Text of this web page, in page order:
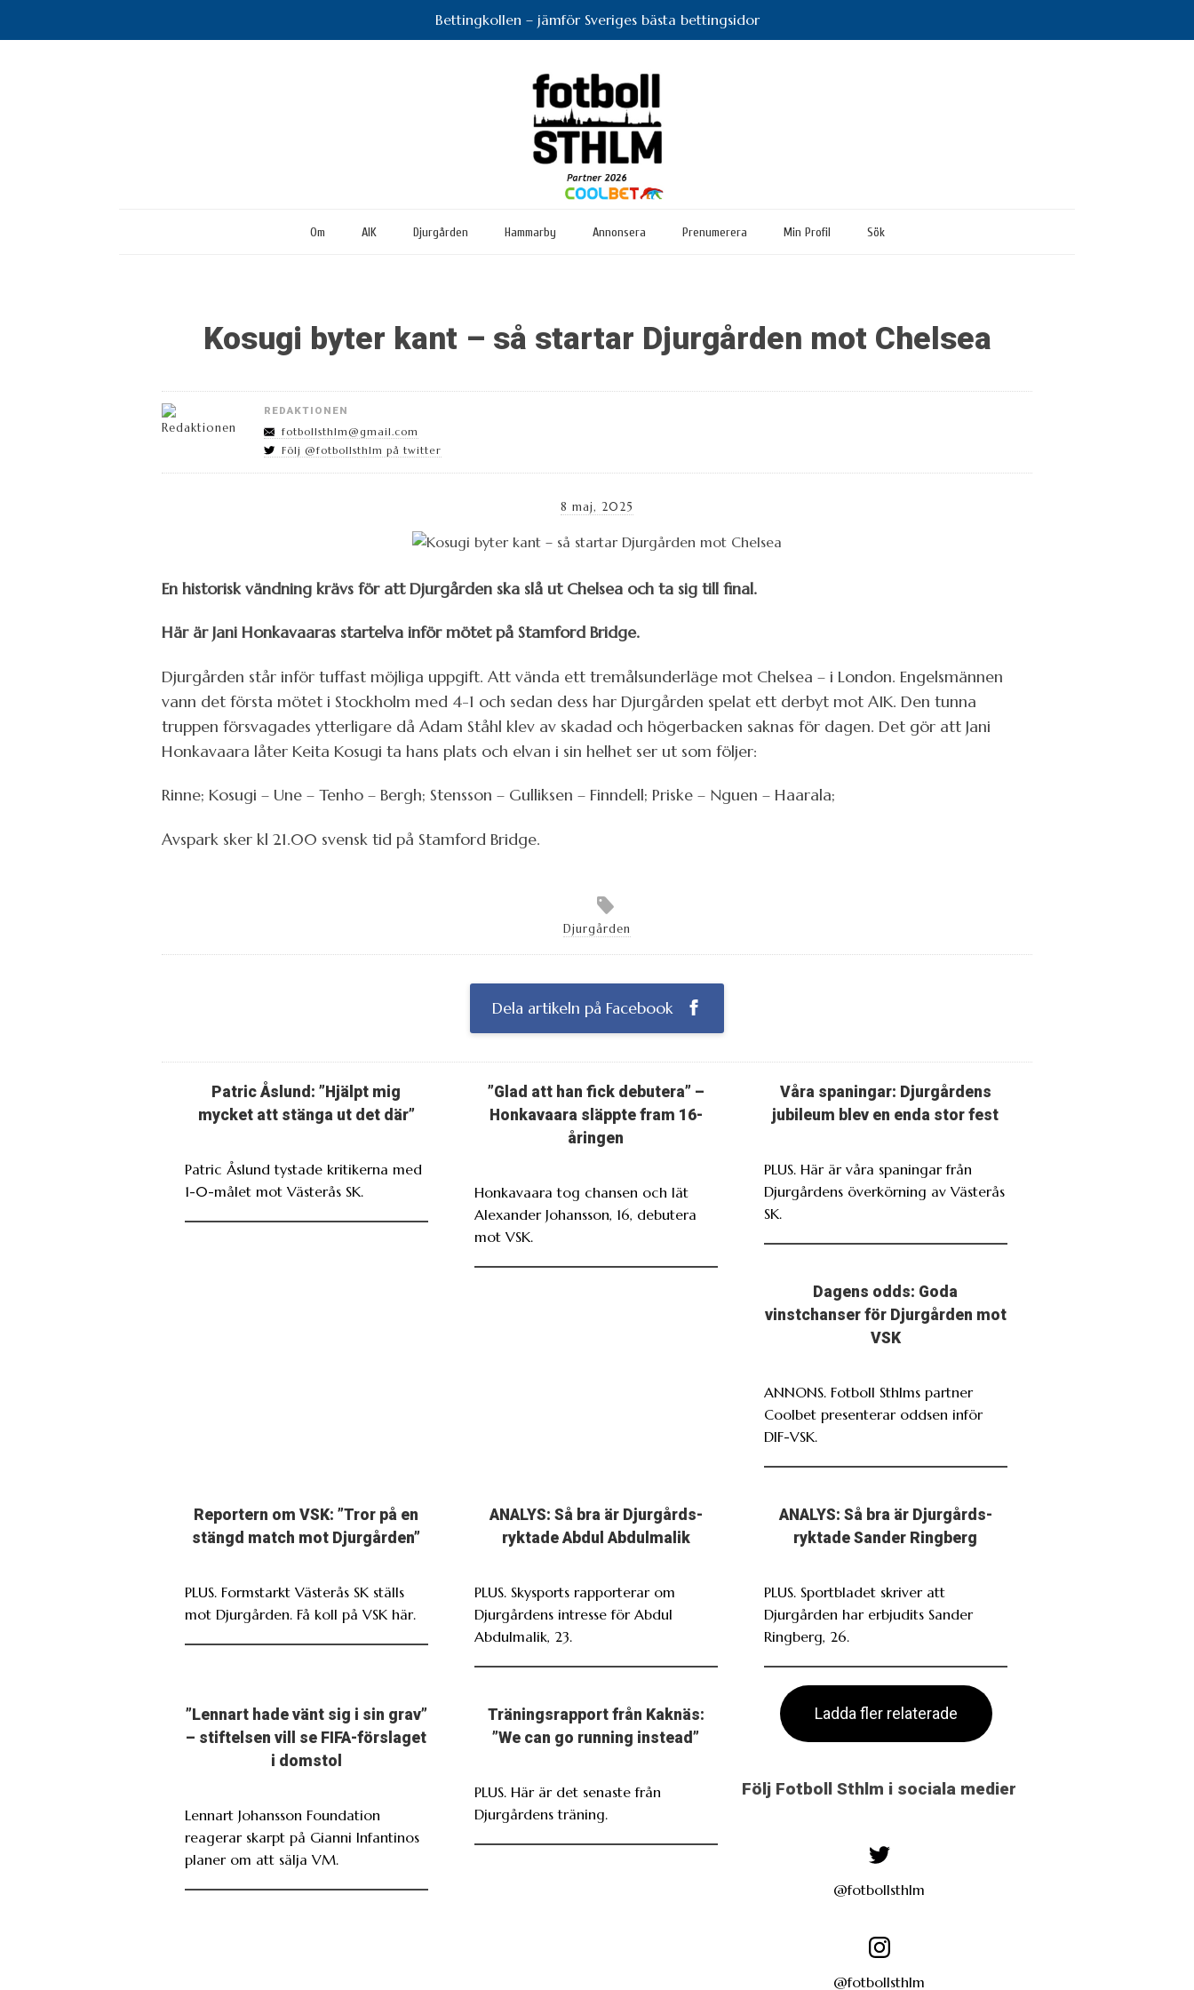
Bettingkollen – jämför Sveriges bästa bettingsidor
Om AIK Djurgården Hammarby Annonsera Prenumerera Min Profil Sök
Kosugi byter kant – så startar Djurgården mot Chelsea
REDAKTIONEN
fotbollsthlm@gmail.com
Följ @fotbollsthlm på twitter
8 maj, 2025
En historisk vändning krävs för att Djurgården ska slå ut Chelsea och ta sig till final.
Här är Jani Honkavaaras startelva inför mötet på Stamford Bridge.
Djurgården står inför tuffast möjliga uppgift. Att vända ett tremålsunderläge mot Chelsea – i London. Engelsmännen
vann det första mötet i Stockholm med 4-1 och sedan dess har Djurgården spelat ett derbyt mot AIK. Den tunna
truppen försvagades ytterligare då Adam Ståhl klev av skadad och högerbacken saknas för dagen. Det gör att Jani
Honkavaara låter Keita Kosugi ta hans plats och elvan i sin helhet ser ut som följer:
Rinne; Kosugi – Une – Tenho – Bergh; Stensson – Gulliksen – Finndell; Priske – Nguen – Haarala;
Avspark sker kl 21.00 svensk tid på Stamford Bridge.
Djurgården
Dela artikeln på Facebook
Patric Åslund: ”Hjälpt mig
mycket att stänga ut det där”
Patric Åslund tystade kritikerna med
1-0-målet mot Västerås SK.
”Glad att han fick debutera” –
Honkavaara släppte fram 16-
åringen
Honkavaara tog chansen och lät
Alexander Johansson, 16, debutera
mot VSK.
Våra spaningar: Djurgårdens
jubileum blev en enda stor fest
PLUS. Här är våra spaningar från
Djurgårdens överkörning av Västerås
SK.
Dagens odds: Goda
vinstchanser för Djurgården mot
VSK
ANNONS. Fotboll Sthlms partner
Coolbet presenterar oddsen inför
DIF-VSK.
Reportern om VSK: ”Tror på en
stängd match mot Djurgården”
PLUS. Formstarkt Västerås SK ställs
mot Djurgården. Få koll på VSK här.
ANALYS: Så bra är Djurgårds-
ryktade Abdul Abdulmalik
PLUS. Skysports rapporterar om
Djurgårdens intresse för Abdul
Abdulmalik, 23.
ANALYS: Så bra är Djurgårds-
ryktade Sander Ringberg
PLUS. Sportbladet skriver att
Djurgården har erbjudits Sander
Ringberg, 26.
”Lennart hade vänt sig i sin grav”
– stiftelsen vill se FIFA-förslaget
i domstol
Lennart Johansson Foundation
reagerar skarpt på Gianni Infantinos
planer om att sälja VM.
Träningsrapport från Kaknäs:
”We can go running instead”
PLUS. Här är det senaste från
Djurgårdens träning.
Ladda fler relaterade
Följ Fotboll Sthlm i sociala medier
@fotbollsthlm
@fotbollsthlm